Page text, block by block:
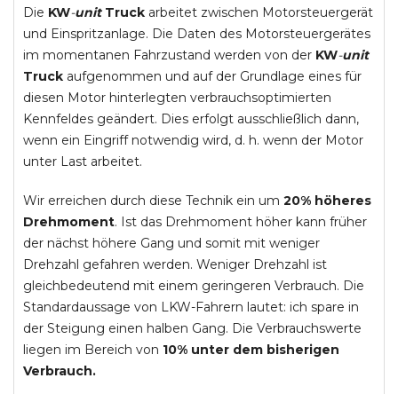
Die KW-unit Truck arbeitet zwischen Motorsteuergerät
und Einspritzanlage. Die Daten des Motorsteuergerätes
im momentanen Fahrzustand werden von der KW-unit
Truck aufgenommen und auf der Grundlage eines für
diesen Motor hinterlegten verbrauchsoptimierten
Kennfeldes geändert. Dies erfolgt ausschließlich dann,
wenn ein Eingriff notwendig wird, d. h. wenn der Motor
unter Last arbeitet.
Wir erreichen durch diese Technik ein um 20% höheres
Drehmoment. Ist das Drehmoment höher kann früher
der nächst höhere Gang und somit mit weniger
Drehzahl gefahren werden. Weniger Drehzahl ist
gleichbedeutend mit einem geringeren Verbrauch. Die
Standardaussage von LKW-Fahrern lautet: ich spare in
der Steigung einen halben Gang. Die Verbrauchswerte
liegen im Bereich von 10% unter dem bisherigen
Verbrauch.